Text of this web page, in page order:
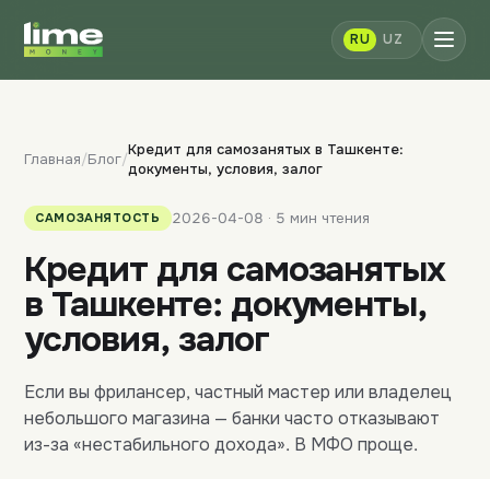
RU UZ
Главная/Блог/
Кредит для самозанятых в Ташкенте:
документы, условия, залог
САМОЗАНЯТОСТЬ 2026-04-08 · 5 мин чтения
Кредит для самозанятых
в Ташкенте: документы,
условия, залог
Если вы фрилансер, частный мастер или владелец
небольшого магазина — банки часто отказывают
из-за «нестабильного дохода». В МФО проще.